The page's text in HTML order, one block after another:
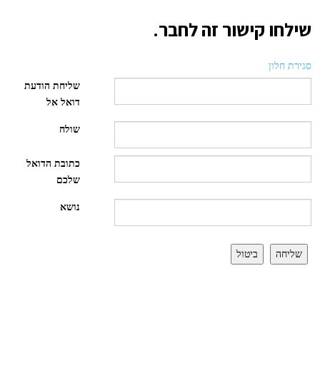
שילחו קישור זה לחבר.
סגירת חלון
שליחת הודעת
דואל אל
שולח
כתובת הדואל
שלכם
נושא
שליחה ביטול